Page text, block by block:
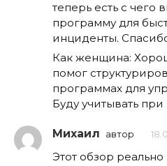
теперь есть с чего
программу для
инциденты.
Как женщина:
помог
программах для
Буду учитывать
Михаил автор
Этот обзор